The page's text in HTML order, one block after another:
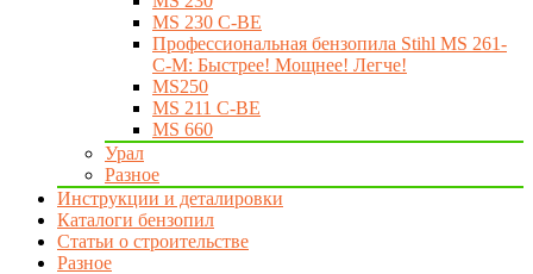
MS 230 C-BE
Профессиональная бензопила Stihl MS 261-
C-M: Быстрее! Мощнее! Легче!
MS250
MS 211 C-BE
MS 660
Урал
Разное
Инструкции и деталировки
Каталоги бензопил
Статьи о строительстве
Разное